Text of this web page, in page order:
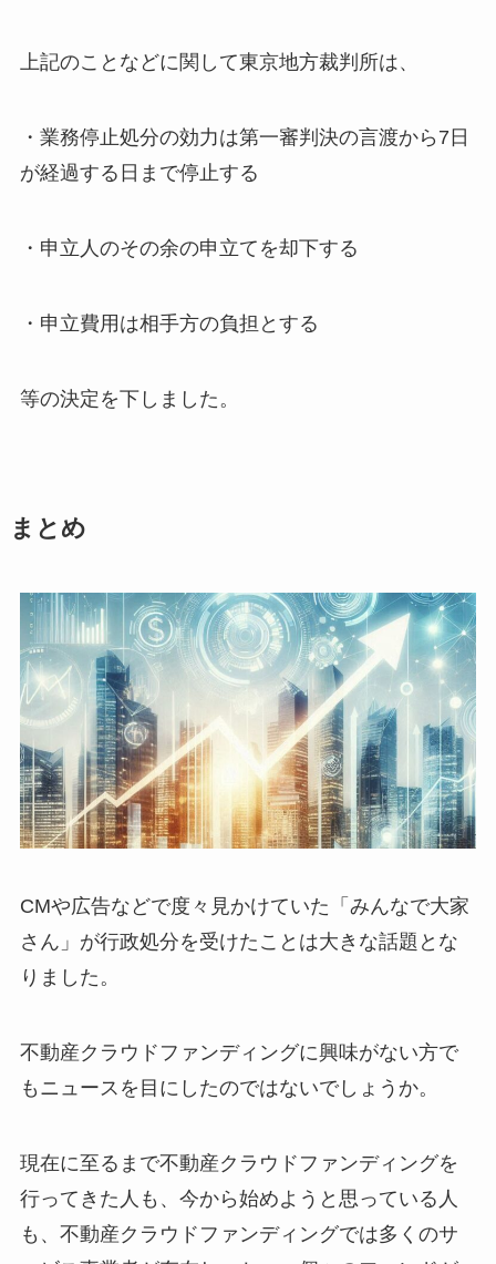
上記のことなどに関して東京地方裁判所は、
・業務停止処分の効力は第一審判決の言渡から7日
が経過する日まで停止する
・申立人のその余の申立てを却下する
・申立費用は相手方の負担とする
等の決定を下しました。
まとめ
CMや広告などで度々見かけていた「みんなで大家
さん」が行政処分を受けたことは大きな話題とな
りました。
不動産クラウドファンディングに興味がない方で
もニュースを目にしたのではないでしょうか。
現在に至るまで不動産クラウドファンディングを
行ってきた人も、今から始めようと思っている人
も、不動産クラウドファンディングでは多くのサ